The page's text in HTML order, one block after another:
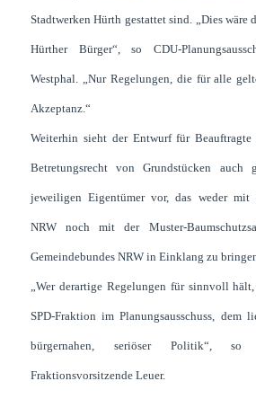
Stadtwerken Hürth gestattet sind. „Dies wäre
Hürther Bürger“, so CDU-
Westphal. „Nur Regelungen, die für alle
Akzeptanz.“
Weiterhin sieht der Entwurf für Beauftragte
Betretungsrecht von Grundstücken
jeweiligen Eigentümer vor, das weder mit
NRW noch mit der Muster-
Gemeindebundes NRW in Einklang zu
„Wer derartige Regelungen für sinnvoll
SPD-Fraktion im Planungsausschuss,
bürgernahen, seriöser Politik“, so
Fraktionsvorsitzende Leuer.